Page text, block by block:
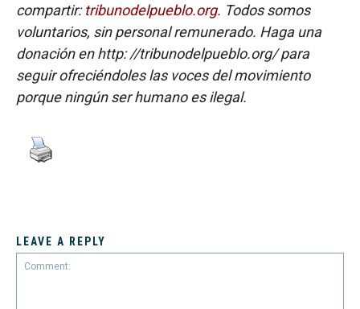
compartir:tribunodelpueblo.org. Todos somos
voluntarios, sin personal remunerado. Haga una
donación en http: //tribunodelpueblo.org/ para
seguir ofreciéndoles las voces del movimiento
porque ningún ser humano es ilegal.
LEAVE A REPLY